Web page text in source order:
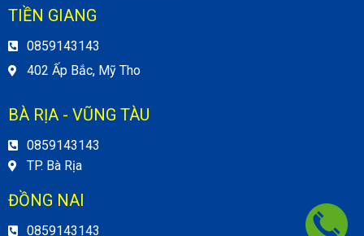
TIỀN GIANG
0859143143
402 Ấp Bắc, Mỹ Tho
BÀ RỊA - VŨNG TÀU
0859143143
TP. Bà Rịa
ĐỒNG NAI
0859143143